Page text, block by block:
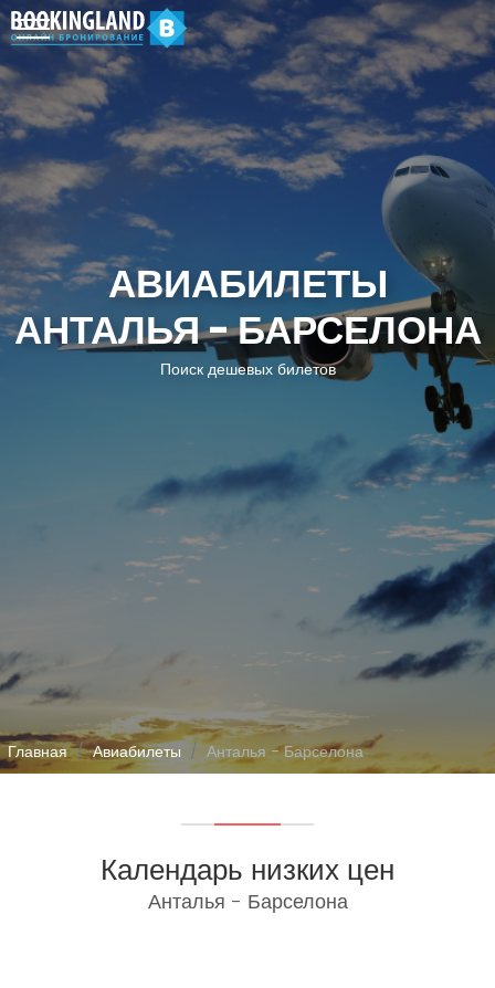
АВИАБИЛЕТЫ
АНТАЛЬЯ - БАРСЕЛОНА
Поиск дешевых билетов
Главная Авиабилеты Анталья - Барселона
Календарь низких цен
Анталья - Барселона